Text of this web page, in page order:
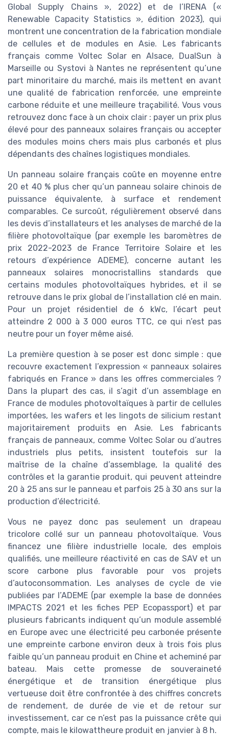
Global Supply Chains », 2022) et de l’IRENA («
Renewable Capacity Statistics », édition 2023), qui
montrent une concentration de la fabrication mondiale
de cellules et de modules en Asie. Les fabricants
français comme Voltec Solar en Alsace, DualSun à
Marseille ou Systovi à Nantes ne représentent qu’une
part minoritaire du marché, mais ils mettent en avant
une qualité de fabrication renforcée, une empreinte
carbone réduite et une meilleure traçabilité. Vous vous
retrouvez donc face à un choix clair : payer un prix plus
élevé pour des panneaux solaires français ou accepter
des modules moins chers mais plus carbonés et plus
dépendants des chaînes logistiques mondiales.
Un panneau solaire français coûte en moyenne entre
20 et 40 % plus cher qu’un panneau solaire chinois de
puissance équivalente, à surface et rendement
comparables. Ce surcoût, régulièrement observé dans
les devis d’installateurs et les analyses de marché de la
filière photovoltaïque (par exemple les baromètres de
prix 2022-2023 de France Territoire Solaire et les
retours d’expérience ADEME), concerne autant les
panneaux solaires monocristallins standards que
certains modules photovoltaïques hybrides, et il se
retrouve dans le prix global de l’installation clé en main.
Pour un projet résidentiel de 6 kWc, l’écart peut
atteindre 2 000 à 3 000 euros TTC, ce qui n’est pas
neutre pour un foyer même aisé.
La première question à se poser est donc simple : que
recouvre exactement l’expression « panneaux solaires
fabriqués en France » dans les offres commerciales ?
Dans la plupart des cas, il s’agit d’un assemblage en
France de modules photovoltaïques à partir de cellules
importées, les wafers et les lingots de silicium restant
majoritairement produits en Asie. Les fabricants
français de panneaux, comme Voltec Solar ou d’autres
industriels plus petits, insistent toutefois sur la
maîtrise de la chaîne d’assemblage, la qualité des
contrôles et la garantie produit, qui peuvent atteindre
20 à 25 ans sur le panneau et parfois 25 à 30 ans sur la
production d’électricité.
Vous ne payez donc pas seulement un drapeau
tricolore collé sur un panneau photovoltaïque. Vous
financez une filière industrielle locale, des emplois
qualifiés, une meilleure réactivité en cas de SAV et un
score carbone plus favorable pour vos projets
d’autoconsommation. Les analyses de cycle de vie
publiées par l’ADEME (par exemple la base de données
IMPACTS 2021 et les fiches PEP Ecopassport) et par
plusieurs fabricants indiquent qu’un module assemblé
en Europe avec une électricité peu carbonée présente
une empreinte carbone environ deux à trois fois plus
faible qu’un panneau produit en Chine et acheminé par
bateau. Mais cette promesse de souveraineté
énergétique et de transition énergétique plus
vertueuse doit être confrontée à des chiffres concrets
de rendement, de durée de vie et de retour sur
investissement, car ce n’est pas la puissance crête qui
compte, mais le kilowattheure produit en janvier à 8 h.